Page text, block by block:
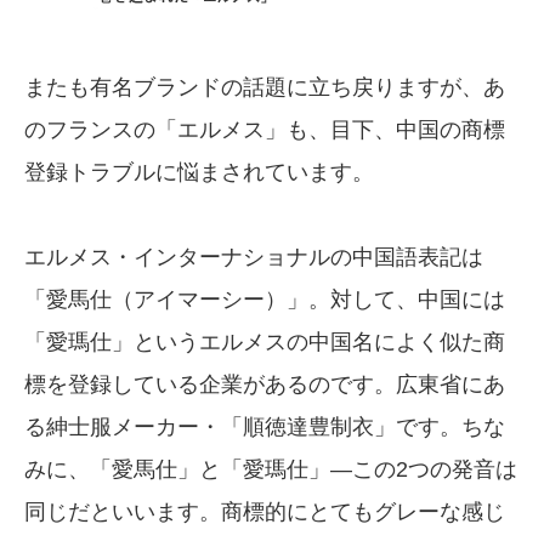
またも有名ブランドの話題に立ち戻りますが、あ
のフランスの「エルメス」も、目下、中国の商標
登録トラブルに悩まされています。
エルメス・インターナショナルの中国語表記は
「愛馬仕（アイマーシー）」。対して、中国には
「愛瑪仕」というエルメスの中国名によく似た商
標を登録している企業があるのです。広東省にあ
る紳士服メーカー・「順徳達豊制衣」です。ちな
みに、「愛馬仕」と「愛瑪仕」—この2つの発音は
同じだといいます。商標的にとてもグレーな感じ